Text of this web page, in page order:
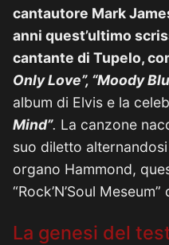
cantautore Mark
anni quest’ultimo
cantante di Tupelo,
Only Love”, “Moody
album di Elvis e la
Mind”. La canzone
suo diletto
organo Hammond,
“Rock’N’Soul
La genesi del